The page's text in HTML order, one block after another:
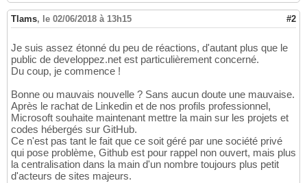
Tlams, le 02/06/2018 à 13h15 #2
Je suis assez étonné du peu de réactions, d'autant plus que le
public de developpez.net est particulièrement concerné.
Du coup, je commence !
Bonne ou mauvais nouvelle ? Sans aucun doute une mauvaise.
Après le rachat de Linkedin et de nos profils professionnel,
Microsoft souhaite maintenant mettre la main sur les projets et
codes hébergés sur GitHub.
Ce n'est pas tant le fait que ce soit géré par une société privé
qui pose problème, Github est pour rappel non ouvert, mais plus
la centralisation dans la main d'un nombre toujours plus petit
d'acteurs de sites majeurs.